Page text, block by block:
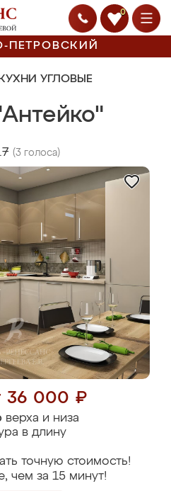
0
ПЕТРОВСКИЙ
КУХНИ УГЛОВЫЕ
(3 голоса)
36 000 ₽
верха и низа
в длину
точную стоимость!
чем за 15 минут!